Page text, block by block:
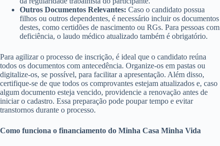
Outros Documentos Relevantes: Caso o candidato possua
filhos ou outros dependentes, é necessário incluir os documentos
destes, como certidões de nascimento ou RGs. Para pessoas com
deficiência, o laudo médico atualizado também é obrigatório.
Para agilizar o processo de inscrição, é ideal que o candidato reúna
todos os documentos com antecedência. Organize-os em pastas ou
digitalize-os, se possível, para facilitar a apresentação. Além disso,
certifique-se de que todos os comprovantes estejam atualizados e, caso
algum documento esteja vencido, providencie a renovação antes de
iniciar o cadastro. Essa preparação pode poupar tempo e evitar
transtornos durante o processo.
Como funciona o financiamento do Minha Casa Minha Vida